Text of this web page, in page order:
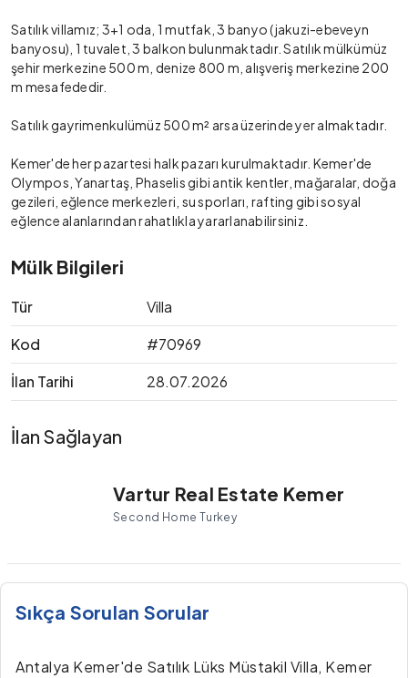
Satılık villamız; 3+1 oda, 1 mutfak, 3 banyo (jakuzi-ebeveyn
banyosu), 1 tuvalet, 3 balkon bulunmaktadır. Satılık mülkümüz
şehir merkezine 500 m, denize 800 m, alışveriş merkezine 200
m mesafededir.
Satılık gayrimenkulümüz 500 m² arsa üzerinde yer almaktadır.
Kemer'de her pazartesi halk pazarı kurulmaktadır. Kemer'de
Olympos, Yanartaş, Phaselis gibi antik kentler, mağaralar, doğa
gezileri, eğlence merkezleri, su sporları, rafting gibi sosyal
eğlence alanlarından rahatlıkla yararlanabilirsiniz.
Mülk Bilgileri
Tür
Villa
Kod
#70969
İlan Tarihi
28.07.2026
İlan Sağlayan
Vartur Real Estate Kemer
Second Home Turkey
Sıkça Sorulan Sorular
Antalya Kemer'de Satılık Lüks Müstakil Villa, Kemer